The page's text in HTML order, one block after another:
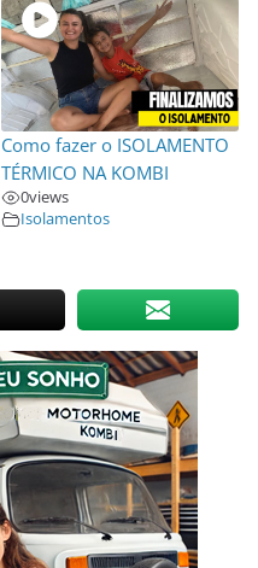
Como fazer o ISOLAMENTO
TÉRMICO NA KOMBI
0views
Isolamentos